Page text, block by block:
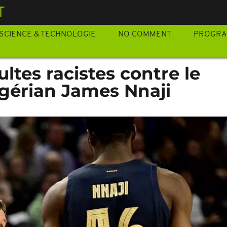
SCIENCE & TECHNOLOGIE NO COMMENT
racistes contre le
James Nnaji